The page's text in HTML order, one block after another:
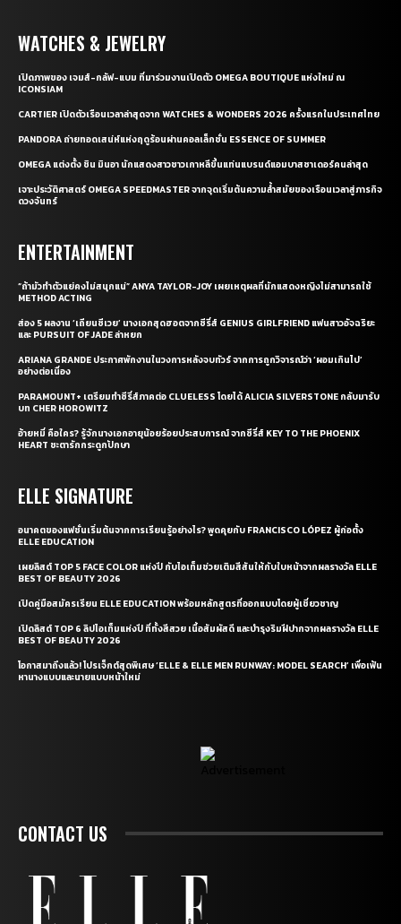
WATCHES & JEWELRY
เปิดภาพของ เจมส์-กลัฟ-แบม ที่มาร่วมงานเปิดตัว OMEGA BOUTIQUE แห่งใหม่ ณ
ICONSIAM
CARTIER เปิดตัวเรือนเวลาล่าสุดจาก WATCHES & WONDERS 2026 ครั้งแรกในประเทศไทย
PANDORA ถ่ายทอดเสน่ห์แห่งฤดูร้อนผ่านคอลเล็กชั่น ESSENCE OF SUMMER
OMEGA แต่งตั้ง ชิน มินอา นักแสดงสาวชาวเกาหลีขึ้นแท่นแบรนด์แอมบาสซาเดอร์คนล่าสุด
เจาะประวัติศาสตร์ OMEGA SPEEDMASTER จากจุดเริ่มต้นความล้ำสมัยของเรือนเวลาสู่ภารกิจ
ดวงจันทร์
ENTERTAINMENT
“ถ้ามัวทำตัวแย่คงไม่สนุกแน่” ANYA TAYLOR-JOY เผยเหตุผลที่นักแสดงหญิงไม่สามารถใช้
METHOD ACTING
ส่อง 5 ผลงาน ‘เถียนซีเวย’ นางเอกสุดฮอตจากซีรี่ส์ GENIUS GIRLFRIEND แฟนสาวอัจฉริยะ
และ PURSUIT OF JADE ล่าหยก
ARIANA GRANDE ประกาศพักงานในวงการหลังจบทัวร์ จากการถูกวิจารณ์ว่า ‘ผอมเกินไป’
อย่างต่อเนื่อง
PARAMOUNT+ เตรียมทำซีรี่ส์ภาคต่อ CLUELESS โดยได้ ALICIA SILVERSTONE กลับมารับ
บท CHER HOROWITZ
อ้ายหมี่ คือใคร? รู้จักนางเอกอายุน้อยร้อยประสบการณ์ จากซีรี่ส์ KEY TO THE PHOENIX
HEART ชะตารักกระดูกปักษา
ELLE SIGNATURE
อนาคตของแฟชั่นเริ่มต้นจากการเรียนรู้อย่างไร? พูดคุยกับ FRANCISCO LÓPEZ ผู้ก่อตั้ง
ELLE EDUCATION
เผยลิสต์ TOP 5 FACE COLOR แห่งปี กับไอเท็มช่วยเติมสีสันให้กับใบหน้าจากผลรางวัล ELLE
BEST OF BEAUTY 2026
เปิดคู่มือสมัครเรียน ELLE EDUCATION พร้อมหลักสูตรที่ออกแบบโดยผู้เชี่ยวชาญ
เปิดลิสต์ TOP 6 ลิปไอเท็มแห่งปี ที่ทั้งสีสวย เนื้อสัมผัสดี และบำรุงริมฝีปากจากผลรางวัล ELLE
BEST OF BEAUTY 2026
โอกาสมาถึงแล้ว! โปรเจ็กต์สุดพิเศษ ‘ELLE & ELLE MEN RUNWAY: MODEL SEARCH’ เพื่อเฟ้น
หานางแบบและนายแบบหน้าใหม่
CONTACT US